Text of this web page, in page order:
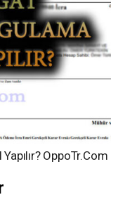
OppoTr.Com